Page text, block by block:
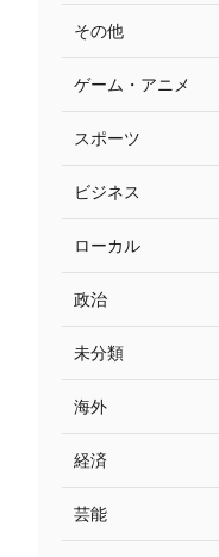
その他
ゲーム・アニメ
スポーツ
ビジネス
ローカル
政治
未分類
海外
経済
芸能